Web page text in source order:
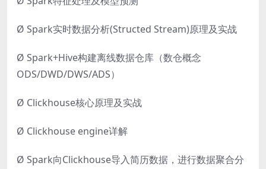
Ø Spark实时数据分析(Structed Stream)原理及实战
Ø Spark+Hive构建离线数据仓库（数仓概念
ODS/DWD/DWS/ADS）
Ø Clickhouse核心原理及实战
Ø Clickhouse engine详解
Ø Spark向Clickhouse导入简历数据，进行数据聚合分